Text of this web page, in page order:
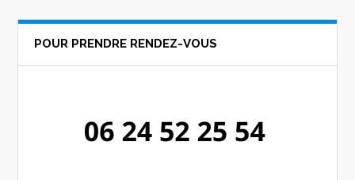
POUR PRENDRE RENDEZ-VOUS